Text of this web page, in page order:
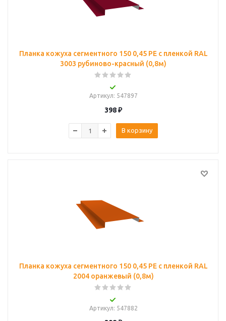
Планка кожуха сегментного 150 0,45 PE с пленкой RAL
3003 рубиново-красный (0,8м)
Артикул: 547897
398₽
В корзину
Планка кожуха сегментного 150 0,45 PE с пленкой RAL
2004 оранжевый (0,8м)
Артикул: 547882